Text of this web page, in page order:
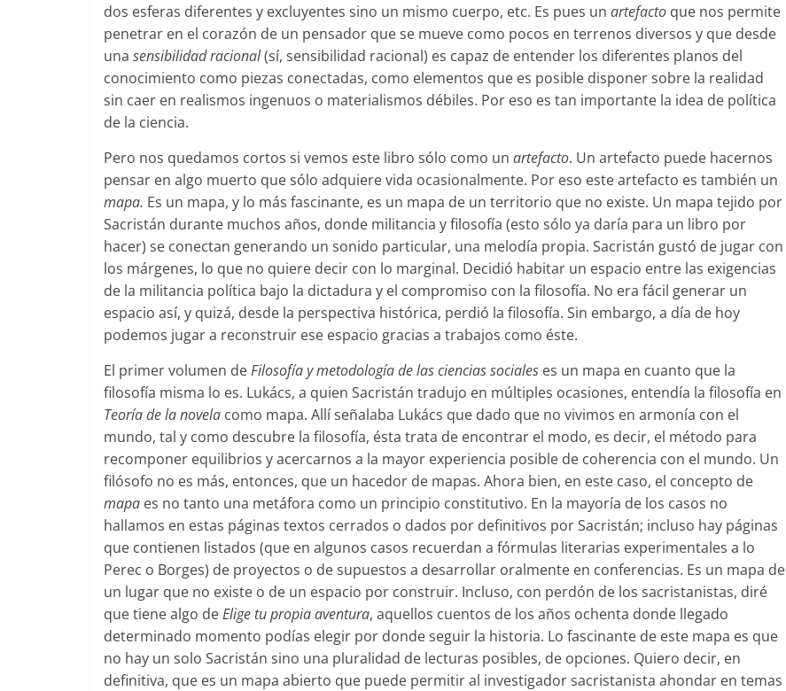
dos esferas diferentes y excluyentes sino un mismo cuerpo, etc. Es pues un artefacto que nos permite
penetrar en el corazón de un pensador que se mueve como pocos en terrenos diversos y que desde
una sensibilidad racional(sí, sensibilidad racional) es capaz de entender los diferentes planos del
conocimiento como piezas conectadas, como elementos que es posible disponer sobre la realidad
sin caer en realismos ingenuos o materialismos débiles. Por eso es tan importante la idea de política
de la ciencia.
Pero nos quedamos cortos si vemos este libro sólo como un artefacto. Un artefacto puede hacernos
pensar en algo muerto que sólo adquiere vida ocasionalmente. Por eso este artefacto es también un
mapa. Es un mapa, y lo más fascinante, es un mapa de un territorio que no existe. Un mapa tejido por
Sacristán durante muchos años, donde militancia y filosofía (esto sólo ya daría para un libro por
hacer) se conectan generando un sonido particular, una melodía propia. Sacristán gustó de jugar con
los márgenes, lo que no quiere decir con lo marginal. Decidió habitar un espacio entre las exigencias
de la militancia política bajo la dictadura y el compromiso con la filosofía. No era fácil generar un
espacio así, y quizá, desde la perspectiva histórica, perdió la filosofía. Sin embargo, a día de hoy
podemos jugar a reconstruir ese espacio gracias a trabajos como éste.
El primer volumen deFilosofía y metodología de las ciencias sociales es un mapa en cuanto que la
filosofía misma lo es. Lukács, a quien Sacristán tradujo en múltiples ocasiones, entendía la filosofía en
Teoría de la novela como mapa. Allí señalaba Lukács que dado que no vivimos en armonía con el
mundo, tal y como descubre la filosofía, ésta trata de encontrar el modo, es decir, el método para
recomponer equilibrios y acercarnos a la mayor experiencia posible de coherencia con el mundo. Un
filósofo no es más, entonces, que un hacedor de mapas. Ahora bien, en este caso, el concepto de
mapa es no tanto una metáfora como un principio constitutivo. En la mayoría de los casos no
hallamos en estas páginas textos cerrados o dados por definitivos por Sacristán; incluso hay páginas
que contienen listados (que en algunos casos recuerdan a fórmulas literarias experimentales a lo
Perec o Borges) de proyectos o de supuestos a desarrollar oralmente en conferencias. Es un mapa de
un lugar que no existe o de un espacio por construir. Incluso, con perdón de los sacristanistas, diré
que tiene algo deElige tu propia aventura, aquellos cuentos de los años ochenta donde llegado
determinado momento podías elegir por donde seguir la historia. Lo fascinante de este mapa es que
no hay un solo Sacristán sino una pluralidad de lecturas posibles, de opciones. Quiero decir, en
definitiva, que es un mapa abierto que puede permitir al investigador sacristanista ahondar en temas